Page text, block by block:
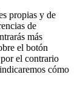
propias y de
de
más
el botón
el contrario
cómo